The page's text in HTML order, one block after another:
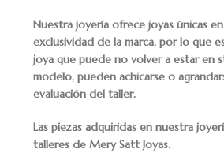
Nuestra joyería ofrece joyas únicas
exclusividad de la marca, por lo que
joya que puede no volver a estar en
modelo, pueden achicarse o
evaluación del taller.
Las piezas adquiridas en nuestra
talleres de Mery Satt Joyas.